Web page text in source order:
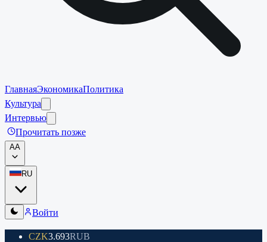
ГлавнаяЭкономикаПолитика
Культура
Интервью
Прочитать позже
AA
RU
Войти
CZK3.693RUB